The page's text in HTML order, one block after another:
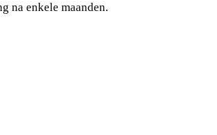
na enkele maanden.